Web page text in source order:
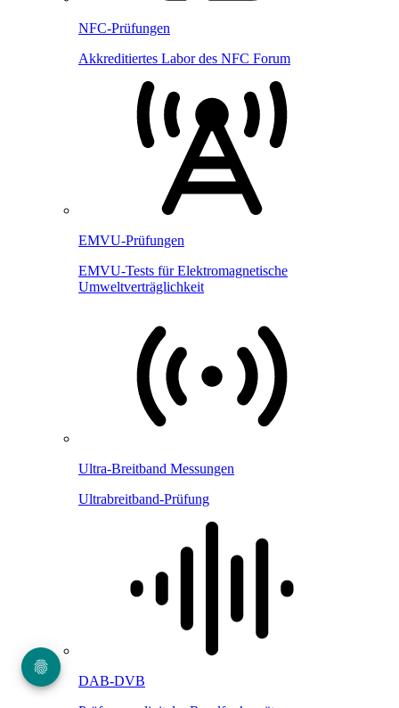
NFC-Prüfungen
Akkreditiertes Labor des NFC Forum
EMVU-Prüfungen
EMVU-Tests für Elektromagnetische
Umweltverträglichkeit
Ultra-Breitband Messungen
Ultrabreitband-Prüfung
DAB-DVB